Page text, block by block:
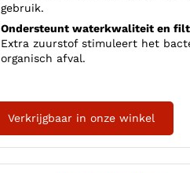
gebruik.
Ondersteunt waterkwaliteit en
Extra zuurstof stimuleert het
organisch afval.
Verkrijgbaar in onze winkel